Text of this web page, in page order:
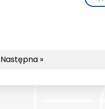
Następna »